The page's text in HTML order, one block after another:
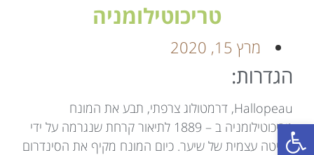
פתח סרגל נגישות
טריכוטילומניה
מרץ 15, 2020
הגדרות:
Hallopeau, דרמטולוג צרפתי, תבע את המונח
טריכוטילומניה ב – 1889 לתיאור קרחת שנגרמה על ידי
מריטה עצמית של שיער. כיום המונח מקיף את הסינדרום